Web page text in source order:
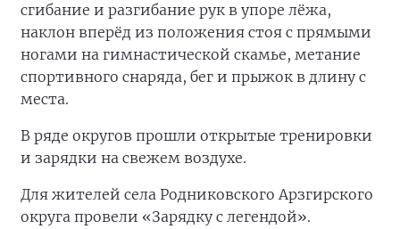
сгибание и разгибание рук в упоре лёжа,
наклон вперёд из положения стоя с прямыми
ногами на гимнастической скамье, метание
спортивного снаряда, бег и прыжок в длину с
места.
В ряде округов прошли открытые тренировки
и зарядки на свежем воздухе.
Для жителей села Родниковского Арзгирского
округа провели «Зарядку с легендой».